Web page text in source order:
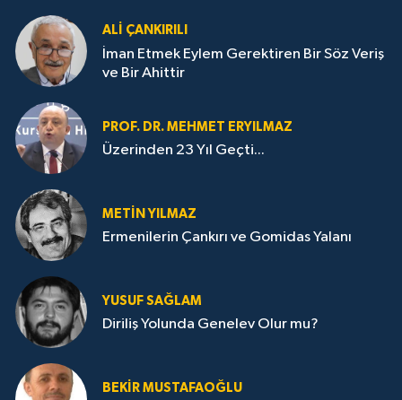
ALI ÇANKIRILI
İman Etmek Eylem Gerektiren Bir Söz Veriş
ve Bir Ahittir
PROF. DR. MEHMET ERYILMAZ
Üzerinden 23 Yıl Geçti...
METIN YILMAZ
Ermenilerin Çankırı ve Gomidas Yalanı
YUSUF SAĞLAM
Diriliş Yolunda Genelev Olur mu?
BEKIR MUSTAFAOĞLU